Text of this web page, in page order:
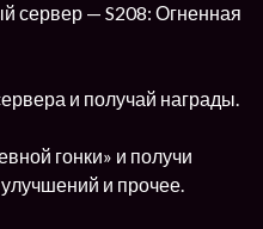
сервер — S208: Огненная
и получай награды.
гонки» и получи
и прочее.